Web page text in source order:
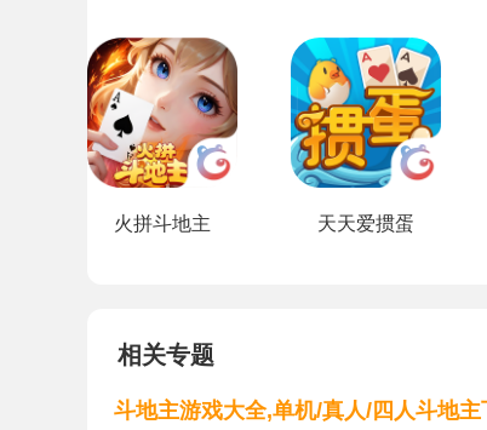
火拼斗地主 天天爱掼蛋
相关专题
斗地主游戏大全,单机/真人/四人斗地主